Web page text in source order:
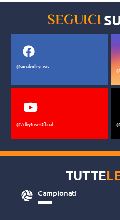
SEGUICI
@socialvolleynews
@VolleyNewsOfficial
TUTTE
Campionati